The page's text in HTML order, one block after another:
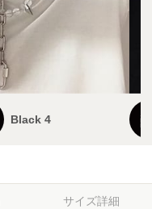
Black 4
サイズ詳細